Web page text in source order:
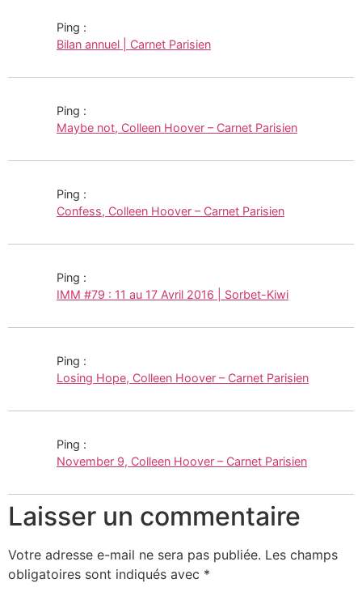
Ping :
Bilan annuel | Carnet Parisien
Ping :
Maybe not, Colleen Hoover – Carnet Parisien
Ping :
Confess, Colleen Hoover – Carnet Parisien
Ping :
IMM #79 : 11 au 17 Avril 2016 | Sorbet-Kiwi
Ping :
Losing Hope, Colleen Hoover – Carnet Parisien
Ping :
November 9, Colleen Hoover – Carnet Parisien
Laisser un commentaire
Votre adresse e-mail ne sera pas publiée. Les champs
obligatoires sont indiqués avec *